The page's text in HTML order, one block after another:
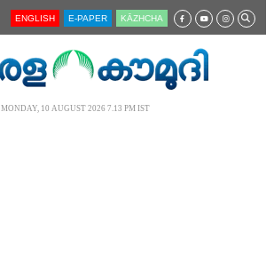
ENGLISH E-PAPER KĀZHCHA
MONDAY, 10 AUGUST 2026 7.13 PM IST